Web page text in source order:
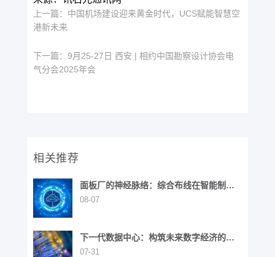
上一篇： 中国机场建设迎来黄金时代，UCS赋能智慧空
港新未来
下一篇： 9月25-27日 西安 | 相约中国勘察设计协会电
气分会2025年会
相关推荐
面板厂的神经脉络：综合布线在智能制造
中的战略价值
08-07
下一代数据中心：构筑未来数字经济的基
石
07-31